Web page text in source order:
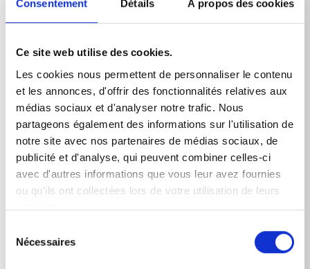
Consentement Détails À propos des cookies
Ce site web utilise des cookies.
Les cookies nous permettent de personnaliser le contenu
et les annonces, d'offrir des fonctionnalités relatives aux
médias sociaux et d'analyser notre trafic. Nous
partageons également des informations sur l'utilisation de
notre site avec nos partenaires de médias sociaux, de
publicité et d'analyse, qui peuvent combiner celles-ci
avec d'autres informations que vous leur avez fournies
ou qu'ils ont collectées lors de votre utilisation de leurs
services.
Nécessaires
• Dosage recommandé: 25 % (1 volume de produit
nettoyant pour 3 volumes d'eau). Diluer davantage si
nécessaire en fonction du degré de salissure, de la
dureté de l'eau, de la température de l'eau et de la
nature de la surface.
• Temps d'action: 3 à 5 minutes.
• Attention: ne pas laisser sécher.
• Tester au préalable la compatibilité du produit sur
une zone peu visible.
• Nous recommandons l'utilisation d'une lance à
mousse.